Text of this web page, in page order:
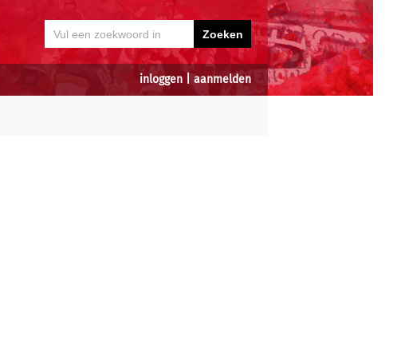
inloggen aanmelden